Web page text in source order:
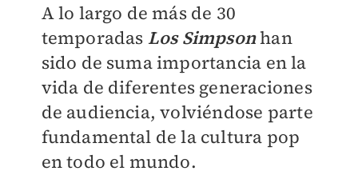
A lo largo de más de 30
temporadas Los Simpsonhan
sido de suma importancia en la
vida de diferentes generaciones
de audiencia, volviéndose parte
fundamental de la cultura pop
en todo el mundo.